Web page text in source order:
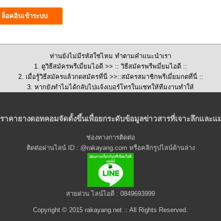
ท่านยังไม่มีรหัสใช่ไหม ทำตามคำแนะนำเรา
1. ดูวิธีสมัครพรีเมี่ยมไอดี >> :: วิธีสมัครพรีพมี่ยมไอดี ::
2. เมื่อรู้วิธีสมัครแล้วกดสมัครที่นี่ >>::สมัครสมาชิกพรีเมี่ยมกดที่นี่ ::
3. หากยังทำไมได้กลับไปแจ้งเบอร์โทรในแชทให้ทีมงานทำให้
ราคายางดอทคอมจัดตั้งขึ้นเพื่อยกระดับข้อมูลข่าวสารที่เจาะลึกและ
ช่องทางการติดต่อ
ติดต่อผ่านไลน์ ID : @rakayang.com หรือคลิกรูปไลน์ด้านล่าง
สายด่วน ไลน์ไอดี : 0849693999
Copyright © 2015 rakayang.net :: All Rights Reserved.